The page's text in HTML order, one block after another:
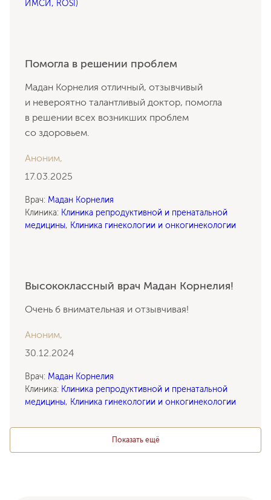
ИМСИ, ROSI)
Помогла в решении проблем
Мадан Корнелия отличный, отзывчивый
и невероятно талантливый доктор, помогла
в решении всех возникших проблем
со здоровьем.
Аноним,
17.03.2025
Врач: Мадан Корнелия
Клиника: Клиника репродуктивной и пренатальной
медицины, Клиника гинекологии и онкогинекологии
Высококлассный врач Мадан Корнелия!
Очень б внимательная и отзывчивая!
Аноним,
30.12.2024
Врач: Мадан Корнелия
Клиника: Клиника репродуктивной и пренатальной
медицины, Клиника гинекологии и онкогинекологии
Показать ещё